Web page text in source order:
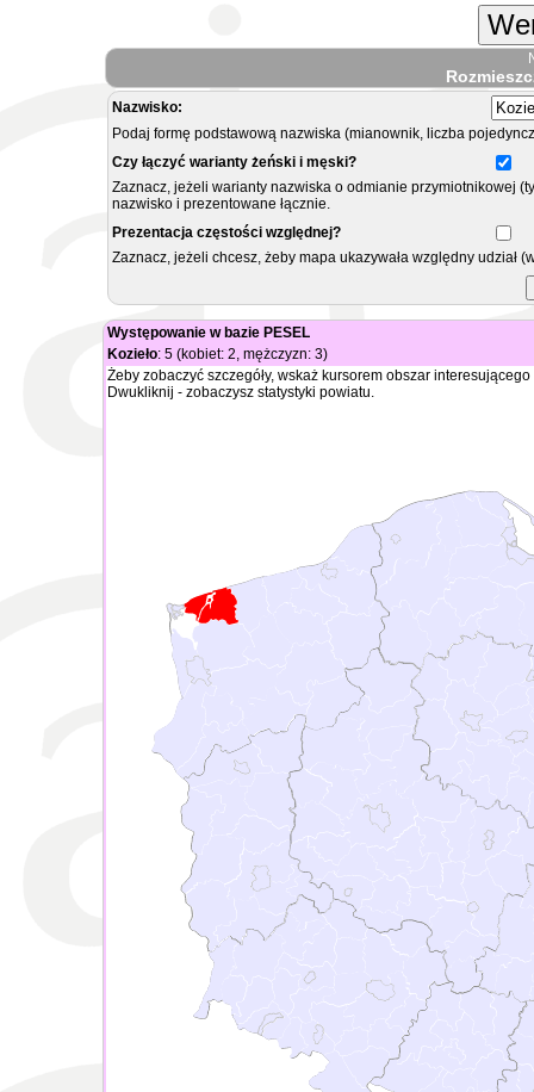
Nazwisko:
Podaj formę podstawową nazwiska (mianownik, liczba
Czy łączyć warianty żeński i męski?
Zaznacz, jeżeli warianty nazwiska o odmianie przymiotnikowej
nazwisko i prezentowane łącznie.
Prezentacja częstości względnej?
Zaznacz, jeżeli chcesz, żeby mapa ukazywała względny
Występowanie w bazie PESEL
Kozieło: 5 (kobiet: 2, mężczyzn: 3)
Żeby zobaczyć szczegóły, wskaż kursorem obszar
Dwukliknij - zobaczysz statystyki powiatu.